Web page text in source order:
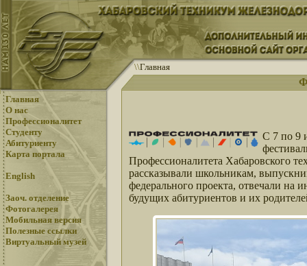
\\Главная
Главная
О нас
Профессионалитет
Студенту
Абитуриенту
Карта портала
English
Заоч. отделение
Фотогалерея
Мобильная версия
Полезные ссылки
Виртуальный музей
С 7 по 9
Профессионалитета Хабаровского
рассказывали школьникам,
федерального проекта, отвечали на
будущих абитуриентов и их